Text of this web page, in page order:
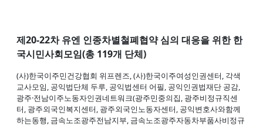
제20-22차 유엔 인종차별철폐협약 심의 대응을 위한 한
국시민사회모임(총 119개 단체)
(사)한국이주민건강협회 위프렌즈, (사)한국이주여성인권센터, 각색
교사모임, 공익법단체 두루, 공익법센터 어필, 공익인권법재단 공감,
광주·전남이주노동자인권네트워크(광주민중의집, 광주비정규직센
터, 광주외국인복지센터, 광주외국인노동자센터, 공익변호사와함께
하는동행, 금속노조광주전남지부, 금속노조광주자동차부품사비정규